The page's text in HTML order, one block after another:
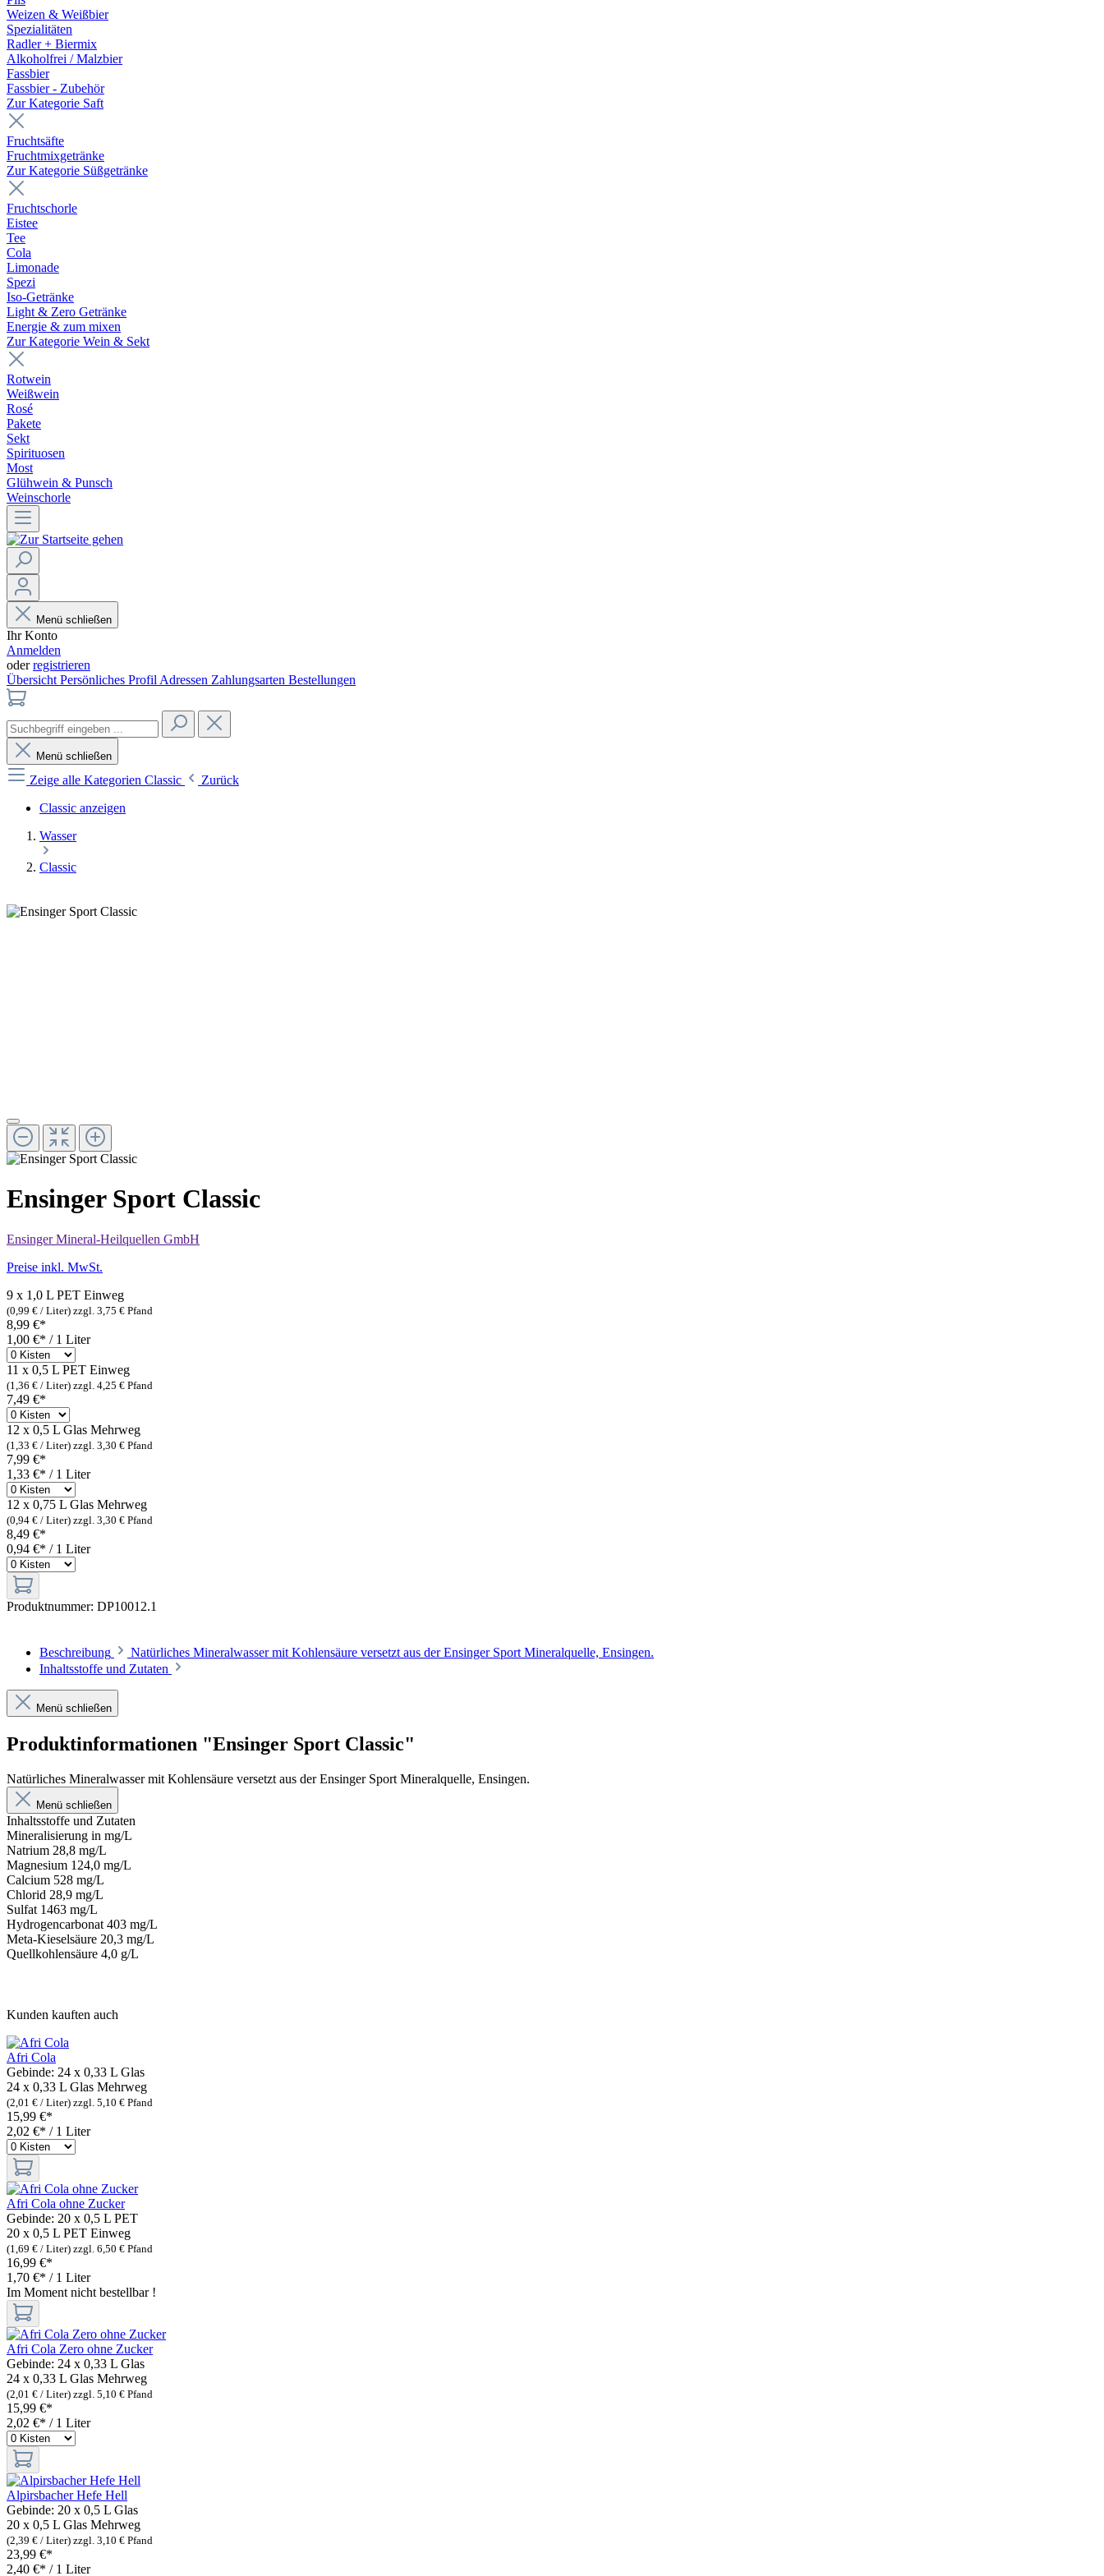
Weizen & Weißbier
Spezialitäten
Radler + Biermix
Alkoholfrei / Malzbier
Fassbier
Fassbier - Zubehör
Zur Kategorie Saft
Fruchtsäfte
Fruchtmixgetränke
Zur Kategorie Süßgetränke
Fruchtschorle
Eistee
Tee
Cola
Limonade
Spezi
Iso-Getränke
Light & Zero Getränke
Energie & zum mixen
Zur Kategorie Wein & Sekt
Rotwein
Weißwein
Rosé
Pakete
Sekt
Spirituosen
Most
Glühwein & Punsch
Weinschorle
Menü schließen
Ihr Konto
Anmelden
oderregistrieren
Übersicht Persönliches Profil Adressen Zahlungsarten Bestellungen
Menü schließen
Zeige alle Kategorien Classic
Zurück
Classic anzeigen
Wasser
Classic
Ensinger Sport Classic
Ensinger Mineral-Heilquellen GmbH
Preise inkl. MwSt.
9 x 1,0 L PET Einweg
(0,99 € / Liter) zzgl. 3,75 € Pfand
8,99 €*
1,00 €* / 1 Liter
11 x 0,5 L PET Einweg
(1,36 € / Liter) zzgl. 4,25 € Pfand
7,49 €*
12 x 0,5 L Glas Mehrweg
(1,33 € / Liter) zzgl. 3,30 € Pfand
7,99 €*
1,33 €* / 1 Liter
12 x 0,75 L Glas Mehrweg
(0,94 € / Liter) zzgl. 3,30 € Pfand
8,49 €*
0,94 €* / 1 Liter
Produktnummer: DP10012.1
Beschreibung
Natürliches Mineralwasser mit Kohlensäure versetzt aus der Ensinger Sport Mineralquelle, Ensingen.
Inhaltsstoffe und Zutaten
Menü schließen
Produktinformationen "Ensinger Sport Classic"
Natürliches Mineralwasser mit Kohlensäure versetzt aus der Ensinger Sport Mineralquelle, Ensingen.
Menü schließen
Inhaltsstoffe und Zutaten
Mineralisierung in mg/L
Natrium 28,8 mg/L
Magnesium 124,0 mg/L
Calcium 528 mg/L
Chlorid 28,9 mg/L
Sulfat 1463 mg/L
Hydrogencarbonat 403 mg/L
Meta-Kieselsäure 20,3 mg/L
Quellkohlensäure 4,0 g/L
Kunden kauften auch
Afri Cola
Gebinde: 24 x 0,33 L Glas
24 x 0,33 L Glas Mehrweg
(2,01 € / Liter) zzgl. 5,10 € Pfand
15,99 €*
2,02 €* / 1 Liter
Afri Cola ohne Zucker
Gebinde: 20 x 0,5 L PET
20 x 0,5 L PET Einweg
(1,69 € / Liter) zzgl. 6,50 € Pfand
16,99 €*
1,70 €* / 1 Liter
Im Moment nicht bestellbar !
Afri Cola Zero ohne Zucker
Gebinde: 24 x 0,33 L Glas
24 x 0,33 L Glas Mehrweg
(2,01 € / Liter) zzgl. 5,10 € Pfand
15,99 €*
2,02 €* / 1 Liter
Alpirsbacher Hefe Hell
Gebinde: 20 x 0,5 L Glas
20 x 0,5 L Glas Mehrweg
(2,39 € / Liter) zzgl. 3,10 € Pfand
23,99 €*
2,40 €* / 1 Liter